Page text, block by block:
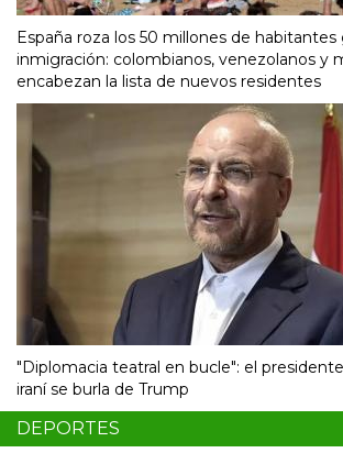
España roza los 50 millones de habitantes
inmigración: colombianos, venezolanos y
encabezan la lista de nuevos residentes
"Diplomacia teatral en bucle": el
iraní se burla de Trump
DEPORTES